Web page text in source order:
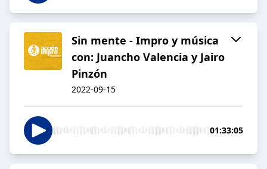
Sin mente - Impro y música
con: Juancho Valencia y Jairo
Pinzón
2022-09-15
01:33:05